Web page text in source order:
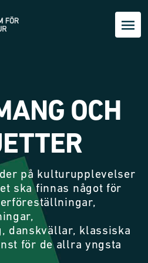
OCH
på kulturupplevelser
ska finnas något för
danskvällar, klassiska
för de allra yngsta